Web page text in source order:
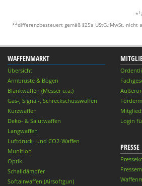
* 1
*2differenzbesteuert gemäß §25a UStG.;MwSt. nicht
WAFFENMARKT
Übersicht
Armbrüste & Bögen
Blankwaffen (Messer u.ä.)
Gas-, Signal-, Schreckschusswaffen
Kurzwaffen
Deko- & Salutwaffen
Langwaffen
Luftdruck- und CO2-Waffen
Munition
Optik
Schalldämpfer
Softairwaffen (Airsoftgun)
Login
PRESSE